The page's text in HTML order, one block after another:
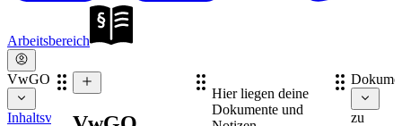
Arbeitsbereich
VwGO
Inhaltsverzeichnis
Hier liegen deine
Dokumente und
zu